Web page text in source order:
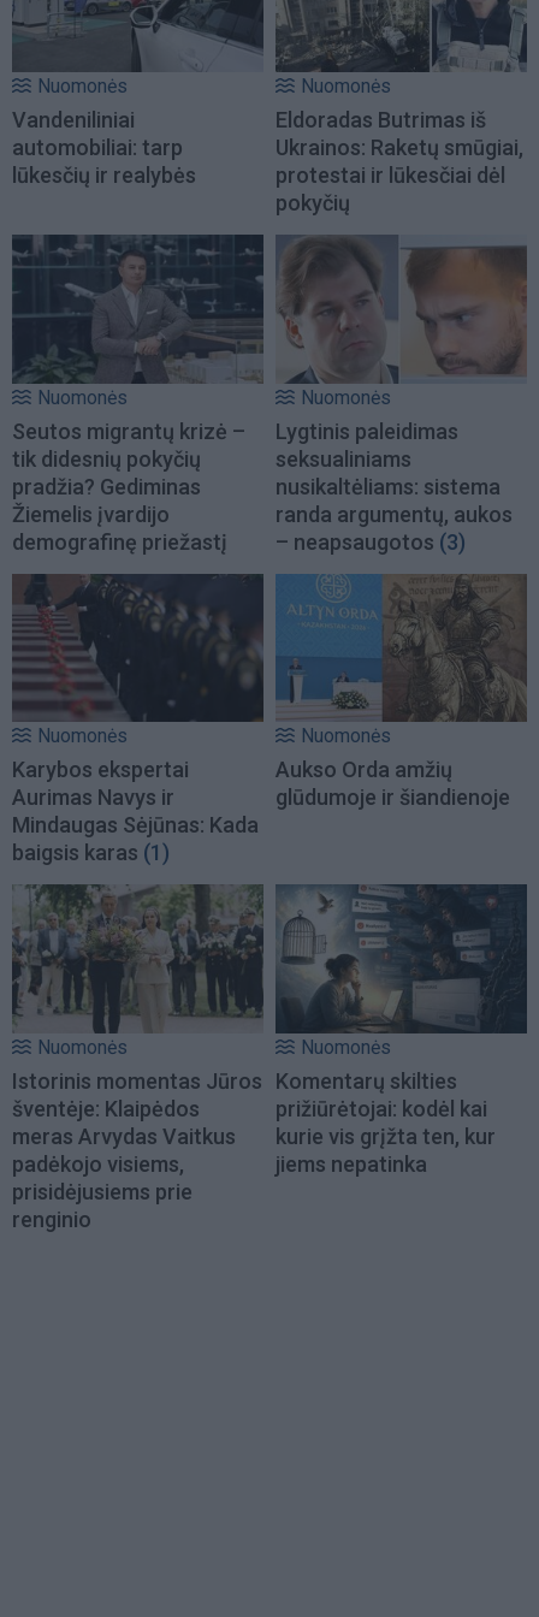
Nuomonės
Vandeniliniai
automobiliai: tarp
lūkesčių ir realybės
Nuomonės
Eldoradas Butrimas iš
Ukrainos: Raketų smūgiai,
protestai ir lūkesčiai dėl
pokyčių
Nuomonės
Seutos migrantų krizė –
tik didesnių pokyčių
pradžia? Gediminas
Žiemelis įvardijo
demografinę priežastį
Nuomonės
Lygtinis paleidimas
seksualiniams
nusikaltėliams: sistema
randa argumentų, aukos
– neapsaugotos (3)
Nuomonės
Karybos ekspertai
Aurimas Navys ir
Mindaugas Sėjūnas: Kada
baigsis karas (1)
Nuomonės
Aukso Orda amžių
glūdumoje ir šiandienoje
Nuomonės
Istorinis momentas Jūros
šventėje: Klaipėdos
meras Arvydas Vaitkus
padėkojo visiems,
prisidėjusiems prie
renginio
Nuomonės
Komentarų skilties
prižiūrėtojai: kodėl kai
kurie vis grįžta ten, kur
jiems nepatinka